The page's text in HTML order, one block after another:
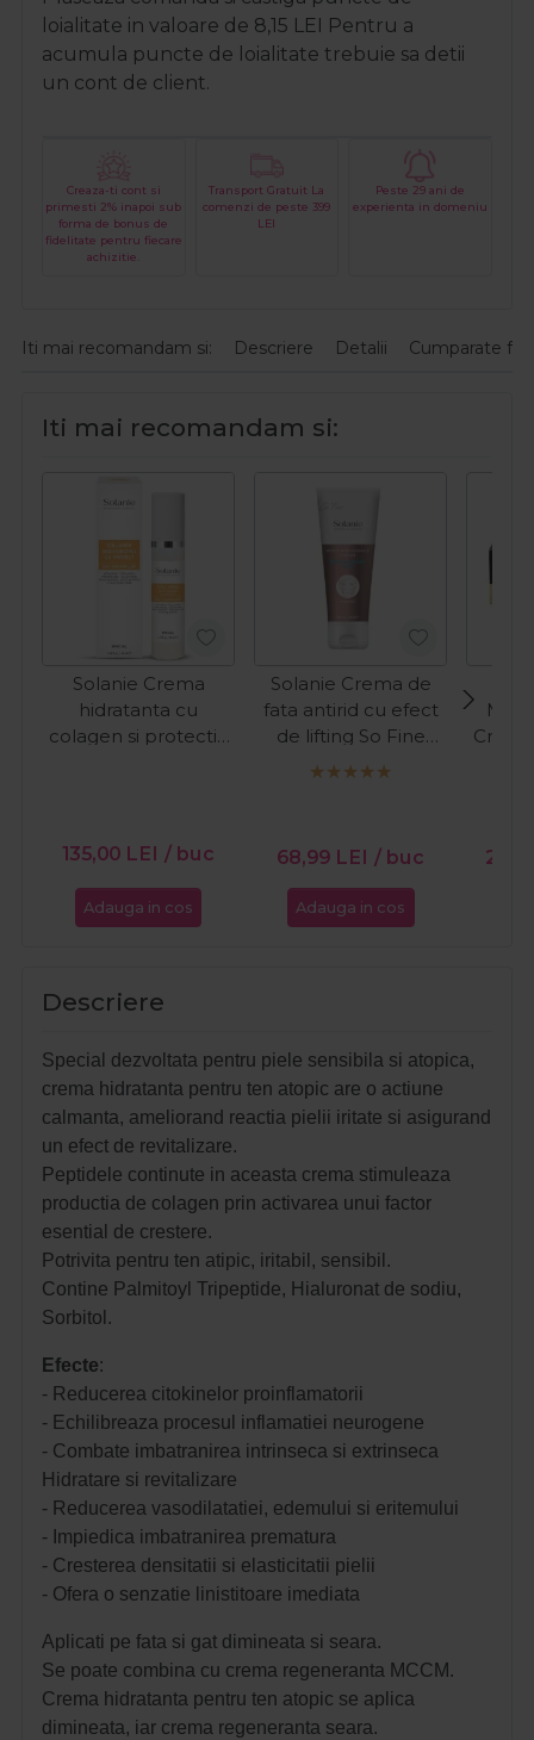
loialitate in valoare de 8,15 LEI Pentru a
acumula puncte de loialitate trebuie sa detii
un cont de client.
Creaza-ti cont si
primesti 2% inapoi sub
forma de bonus de
fidelitate pentru fiecare
achizitie.
Transport Gratuit La
comenzi de peste 399
LEI
Peste 29 ani de
experienta in domeniu
Iti mai recomandam si: Descriere Detalii Cumparate
Iti mai recomandam si:
Solanie Crema
hidratanta cu
colagen si protectie
135,00 LEI / buc
Adauga in cos
Solanie Crema de
fata antirid cu efect
de lifting So Fine
250ml
68,99 LEI / buc
Adauga in cos
Descriere
Special dezvoltata pentru piele sensibila si atopica,
crema hidratanta pentru ten atopic are o actiune
calmanta, ameliorand reactia pielii iritate si asigurand
un efect de revitalizare.
Peptidele continute in aceasta crema stimuleaza
productia de colagen prin activarea unui factor
esential de crestere.
Potrivita pentru ten atipic, iritabil, sensibil.
Contine Palmitoyl Tripeptide, Hialuronat de sodiu,
Sorbitol.
Efecte:
- Reducerea citokinelor proinflamatorii
- Echilibreaza procesul inflamatiei neurogene
- Combate imbatranirea intrinseca si extrinseca
Hidratare si revitalizare
- Reducerea vasodilatatiei, edemului si eritemului
- Impiedica imbatranirea prematura
- Cresterea densitatii si elasticitatii pielii
- Ofera o senzatie linistitoare imediata
Aplicati pe fata si gat dimineata si seara.
Se poate combina cu crema regeneranta MCCM.
Crema hidratanta pentru ten atopic se aplica
dimineata, iar crema regeneranta seara.